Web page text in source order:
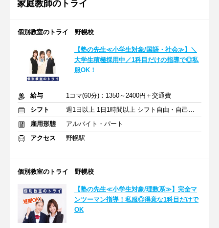
家庭教師のトライ
個別教室のトライ 野幌校
【塾の先生≪小学生対象/国語・社会≫】＼
大学生積極採用中／1科目だけの指導で◎私
服OK！
給与
1コマ(60分)：1350～2400円＋交通費
シフト
週1日以上 1日1時間以上 シフト自由・自己申告
雇用形態
アルバイト・パート
アクセス
野幌駅
個別教室のトライ 野幌校
【塾の先生≪小学生対象/理数系≫】完全マ
ンツーマン指導！私服◎得意な1科目だけで
OK